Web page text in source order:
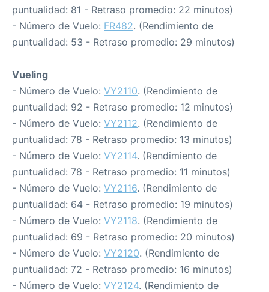
puntualidad: 81 - Retraso promedio: 22 minutos)
- Número de Vuelo: FR482. (Rendimiento de
puntualidad: 53 - Retraso promedio: 29 minutos)
Vueling
- Número de Vuelo: VY2110. (Rendimiento de
puntualidad: 92 - Retraso promedio: 12 minutos)
- Número de Vuelo: VY2112. (Rendimiento de
puntualidad: 78 - Retraso promedio: 13 minutos)
- Número de Vuelo: VY2114. (Rendimiento de
puntualidad: 78 - Retraso promedio: 11 minutos)
- Número de Vuelo: VY2116. (Rendimiento de
puntualidad: 64 - Retraso promedio: 19 minutos)
- Número de Vuelo: VY2118. (Rendimiento de
puntualidad: 69 - Retraso promedio: 20 minutos)
- Número de Vuelo: VY2120. (Rendimiento de
puntualidad: 72 - Retraso promedio: 16 minutos)
- Número de Vuelo: VY2124. (Rendimiento de